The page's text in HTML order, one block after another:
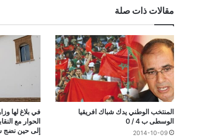
مقالات ذات صلة
المنتخب الوطني يدك شباك افريقيا
الوسطى ب 4 / 0
2014-10-09
في بلاغ لها
الحوار مع
إلى حين نضج